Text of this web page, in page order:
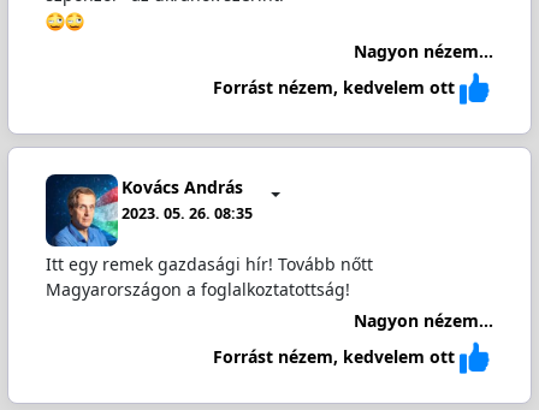
Nagyon nézem...
Forrást nézem, kedvelem ott
Kovács András
2023. 05. 26. 08:35
Itt egy remek gazdasági hír! Tovább nőtt
Magyarországon a foglalkoztatottság!
Nagyon nézem...
Forrást nézem, kedvelem ott